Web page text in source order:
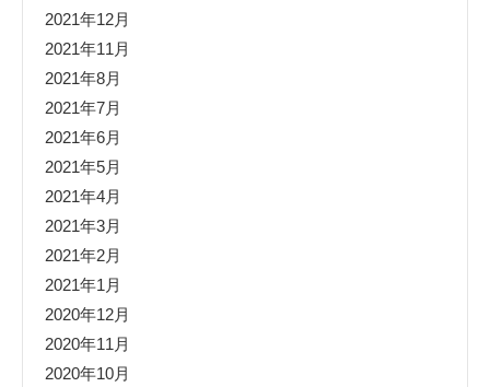
2021年12月
2021年11月
2021年8月
2021年7月
2021年6月
2021年5月
2021年4月
2021年3月
2021年2月
2021年1月
2020年12月
2020年11月
2020年10月